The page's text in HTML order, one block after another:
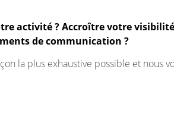
activité ? Accroître votre
de communication ?
la plus exhaustive possible et nous